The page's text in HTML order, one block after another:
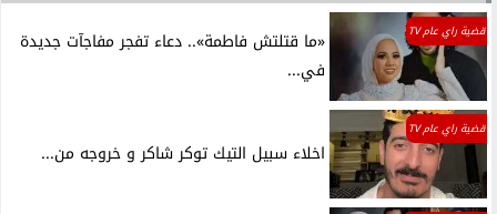
قضية راي عام TV
«ما قتلتش فاطمة».. دعاء تفجر مفاجآت جديدة
في...
قضية راي عام TV
اخلاء سبيل التيك توكر شاكر و خروجه من...